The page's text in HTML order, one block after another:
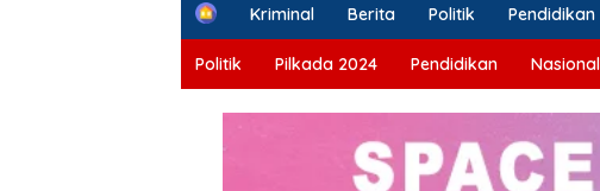
H
m
e
Kriminal Berita Politik Pendidikan
Politik Pilkada 2024 Pendidikan Nasional